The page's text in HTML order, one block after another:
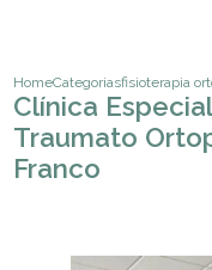
HomeCategoriasfisioterapia
Clínica
Traumato
Franco